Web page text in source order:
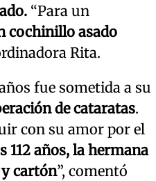
“Para un
cochinillo asado
Rita.
fue sometida a su
de cataratas.
con su amor por el
112 años, la hermana
cartón”, comentó